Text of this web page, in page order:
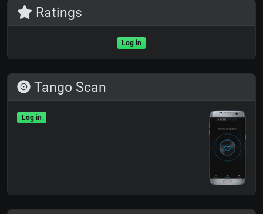
Ratings
Log in
Tango Scan
Log in